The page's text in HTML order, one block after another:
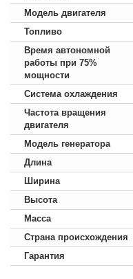
Модель двигателя
Топливо
Время автономной
работы при 75%
мощности
Система охлаждения
Частота вращения
двигателя
Модель генератора
Длина
Ширина
Высота
Масса
Страна происхождения
Гарантия